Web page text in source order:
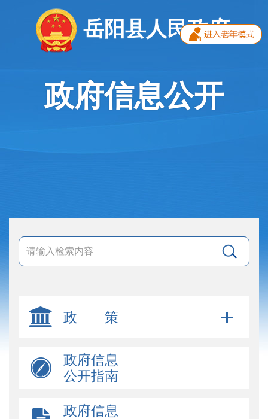
岳阳县人民政府
政府信息公开
政 策
政府信息
公开指南
政府信息